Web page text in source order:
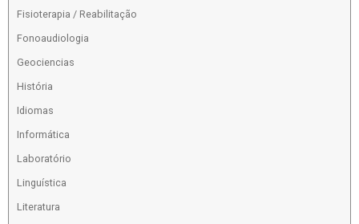
Fisioterapia / Reabilitação
Fonoaudiologia
Geociencias
História
Idiomas
Informática
Laboratório
Linguística
Literatura